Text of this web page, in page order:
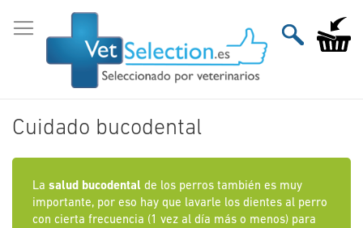
al
contenido
Mi
Cuidado bucodental
La salud bucodental de los perros también es muy
importante, por eso hay que lavarle los dientes al perro
con cierta frecuencia (1 vez al día más o menos) para